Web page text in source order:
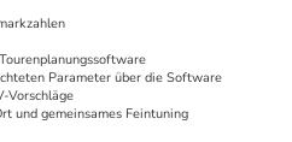
Parameter über die Software
Vorschläge
und gemeinsames Feintuning